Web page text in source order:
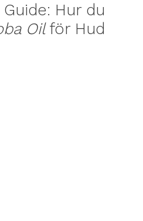
Hur du
Oilför Hud